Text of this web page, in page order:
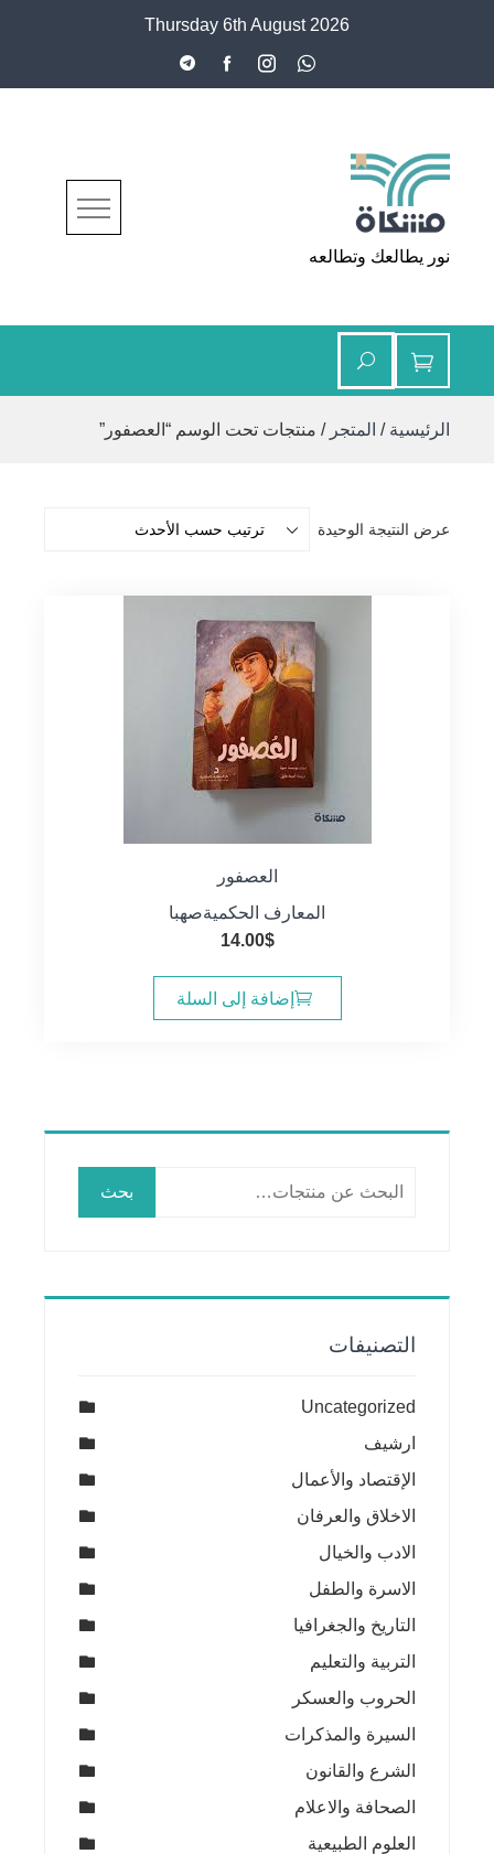
Thursday 6th August 2026
مشكاة
نور يطالعك وتطالعه
الرئيسية / المتجر / منتجات تحت الوسم “العصفور”
عرض النتيجة الوحيدة
العصفور
المعارف الحكميةصهبا
14.00$
إضافة إلى السلة
بحث
التصنيفات
Uncategorized
ارشيف
الإقتصاد والأعمال
الاخلاق والعرفان
الادب والخيال
الاسرة والطفل
التاريخ والجغرافيا
التربية والتعليم
الحروب والعسكر
السيرة والمذكرات
الشرع والقانون
الصحافة والاعلام
العلوم الطبيعية